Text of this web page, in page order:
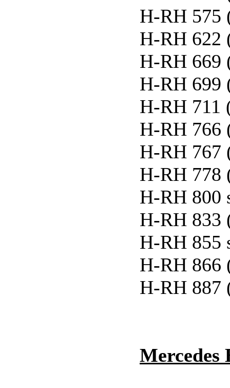
H-RH 575
H-RH 622
H-RH 669
H-RH 699
H-RH 711
H-RH 766
H-RH 767
H-RH 778
H-RH 800
H-RH 833
H-RH 855
H-RH 866
H-RH 887
Mercedes